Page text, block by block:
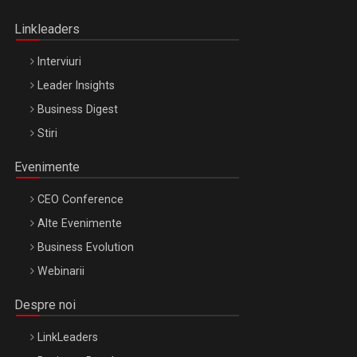
Linkleaders
Interviuri
Leader Insights
Business Digest
Stiri
Evenimente
CEO Conference
Alte Evenimente
Business Evolution
Webinarii
Despre noi
LinkLeaders